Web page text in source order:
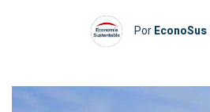
PorEconoSus